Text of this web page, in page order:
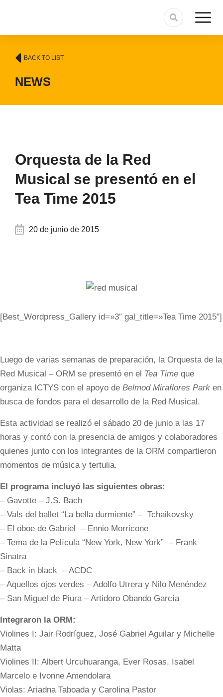
BACK TO LIST
NEWS
Orquesta de la Red
Musical se presentó en el
Tea Time 2015
20 de junio de 2015
[Best_Wordpress_Gallery id=»3″ gal_title=»Tea Time 2015″]
Luego de varias semanas de preparación, la Orquesta de la
Red Musical – ORM se presentó en el Tea Time que
organiza ICTYS con el apoyo de Belmod Miraflores Park en
busca de fondos para el desarrollo de la Red Musical.
Esta actividad se realizó el sábado 20 de junio a las 17
horas y contó con la presencia de amigos y colaboradores
quienes junto con los integrantes de la ORM compartieron
momentos de música y tertulia.
El programa incluyó las siguientes obras:
– Gavotte – J.S. Bach
– Vals del ballet “La bella durmiente” – Tchaikovsky
– El oboe de Gabriel – Ennio Morricone
– Tema de la Película “New York, New York” – Frank
Sinatra
– Back in black – ACDC
– Aquellos ojos verdes – Adolfo Utrera y Nilo Menéndez
– San Miguel de Piura – Artidoro Obando García
Integraron la ORM:
Violines I: Jair Rodríguez, José Gabriel Aguilar y Michelle
Matta
Violines II: Albert Urcuhuaranga, Ever Rosas, Isabel
Marcelo e Ivonne Amendolara
Violas: Ariadna Taboada y Carolina Pastor